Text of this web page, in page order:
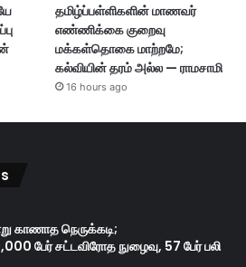
தமிழ்ப்பள்ளிகளின் மாணவர்
எண்ணிக்கை குறைவு
மக்கள்தொகை மாற்றமே;
கல்வியின் தரம் அல்ல — ராமசாமி
16 hours ago
காணாத நெருக்கடி;
பேர் சட்டவிரோத நுழைவு, 57 பேர் பலி